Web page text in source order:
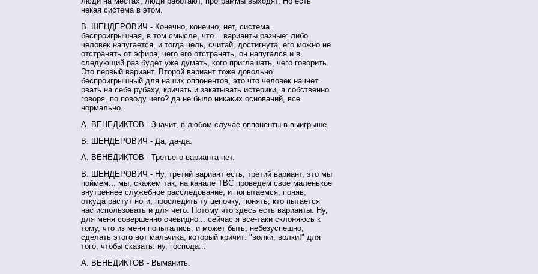
некая система в этом.
В. ШЕНДЕРОВИЧ - Конечно, конечно, нет, система
беспроигрышная, в том смысле, что... варианты разные: либо
человек напугается, и тогда цель, считай, достигнута, его можно не
отстранять от эфира, чего его отстранять, он напугался и в
следующий раз будет уже думать, кого приглашать, чего говорить.
Это первый вариант. Второй вариант тоже довольно
беспроигрышный для наших оппонентов, это что человек начнет
рвать на себе рубаху, кричать и закатывать истерики, а собственно
говоря, по поводу чего? да не было никаких оснований, все
нормально.
А. ВЕНЕДИКТОВ - Значит, в любом случае оппоненты в выигрыше.
В. ШЕНДЕРОВИЧ - Да, да-да.
А. ВЕНЕДИКТОВ - Третьего варианта нет.
В. ШЕНДЕРОВИЧ - Ну, третий вариант есть, третий вариант, это мы
поймем... мы, скажем так, на канале ТВС проведем свое маленькое
внутреннее служебное расследование, и попытаемся, поняв,
откуда растут ноги, проследить ту цепочку, понять, кто пытается
нас использовать и для чего. Потому что здесь есть варианты. Ну,
для меня совершенно очевидно... сейчас я все-таки склоняюсь к
тому, что из меня попытались, и может быть, небезуспешно,
сделать этого вот мальчика, который кричит: "волки, волки!" для
того, чтобы сказать: ну, господа...
А. ВЕНЕДИКТОВ - Выманить.